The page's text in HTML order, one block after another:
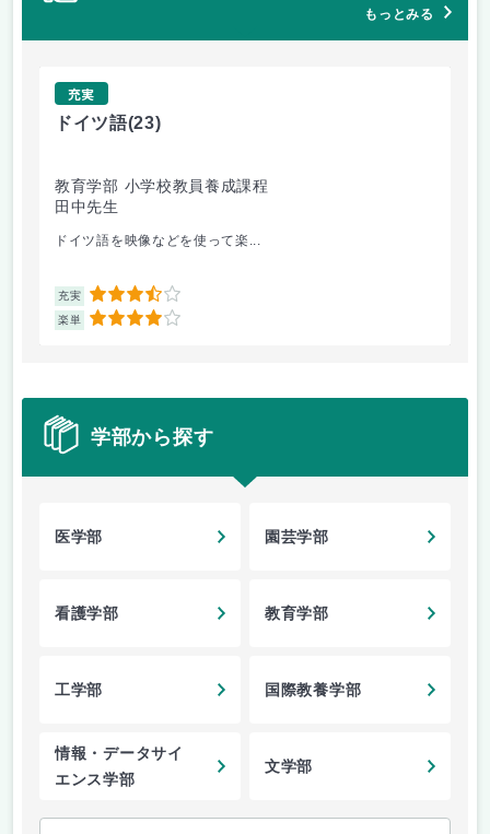
もっとみる
充実
ドイツ語(23)
教育学部 小学校教員養成課程
田中先生
ドイツ語を映像などを使って楽...
充実 3.5
楽単 4
学部から探す
医学部 園芸学部
看護学部 教育学部
工学部 国際教養学部
情報・データサイ
エンス学部
文学部